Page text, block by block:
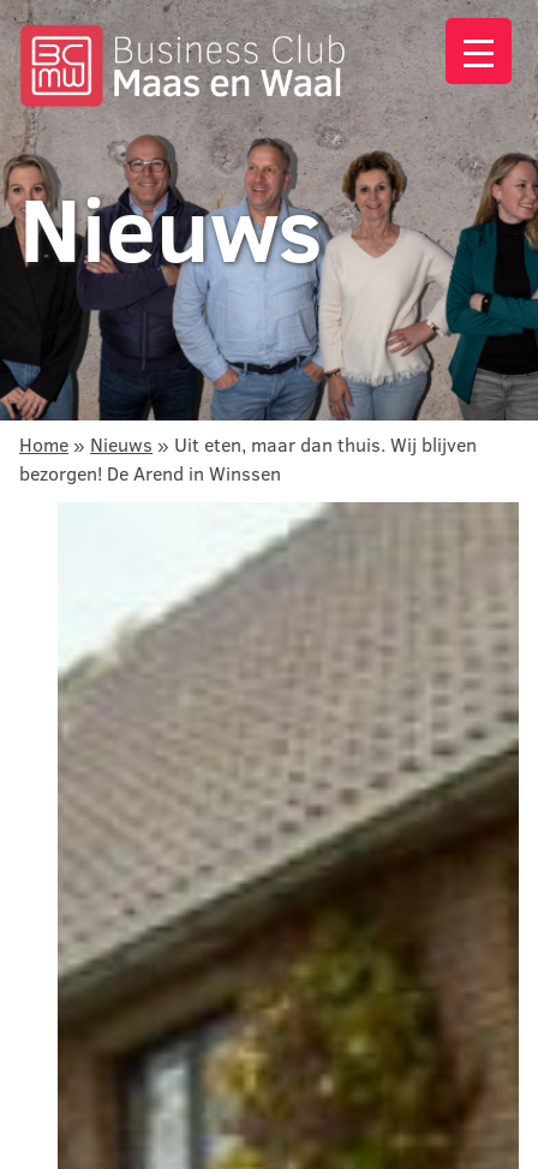
Nieuws
Home » Nieuws » Uit eten, maar dan thuis. Wij blijven
bezorgen! De Arend in Winssen